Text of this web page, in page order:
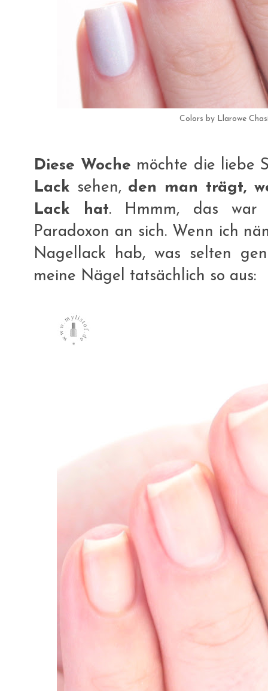
Colors by Llarowe
Diese Woche möchte die liebe
Lack sehen, den man trägt,
Lack hat. Hmmm, das
Paradoxon an sich. Wenn ich
Nagellack hab, was selten
meine Nägel tatsächlich so aus: